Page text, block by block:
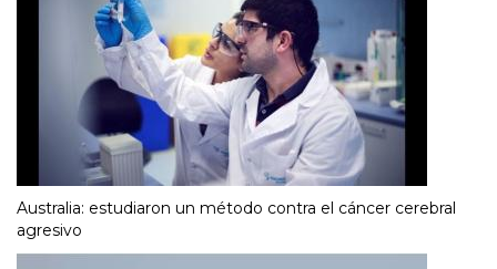
Australia: estudiaron un método contra el cáncer cerebral
agresivo